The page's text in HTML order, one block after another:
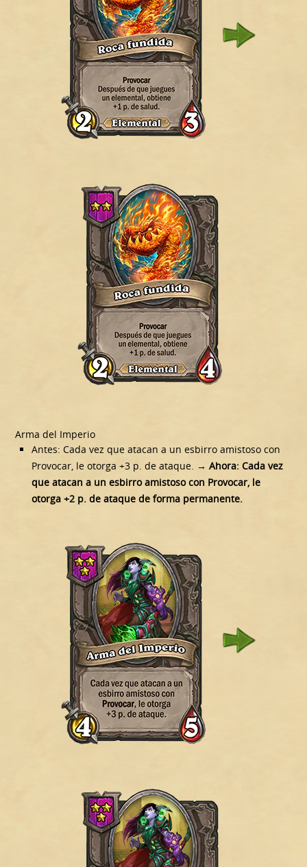
Arma del Imperio
Antes: Cada vez que atacan a un esbirro amistoso con
Provocar, le otorga +3 p. de ataque. → Ahora:Cada vez
que atacan a un esbirro amistoso con Provocar, le
otorga +2 p. de ataque de forma permanente.